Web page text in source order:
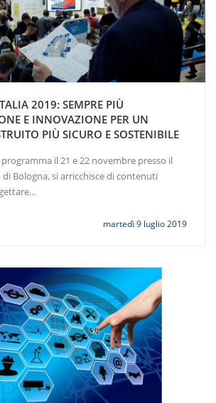
2019: SEMPRE PIÙ
E INNOVAZIONE PER UN
PIÙ SICURO E SOSTENIBILE
programma il 21 e 22 novembre presso il
Bologna, si arricchisce di contenuti
martedì 9 luglio 2019